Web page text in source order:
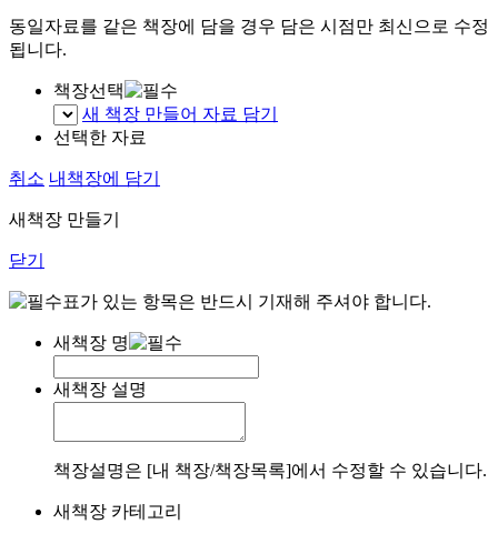
동일자료를 같은 책장에 담을 경우 담은 시점만 최신으로 수정
됩니다.
책장선택
새 책장 만들어 자료 담기
선택한 자료
취소 내책장에 담기
새책장 만들기
닫기
표가 있는 항목은 반드시 기재해 주셔야 합니다.
새책장 명
새책장 설명
책장설명은 [내 책장/책장목록]에서 수정할 수 있습니다.
새책장 카테고리